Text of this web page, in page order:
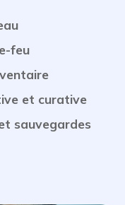
feu
et curative
sauvegardes